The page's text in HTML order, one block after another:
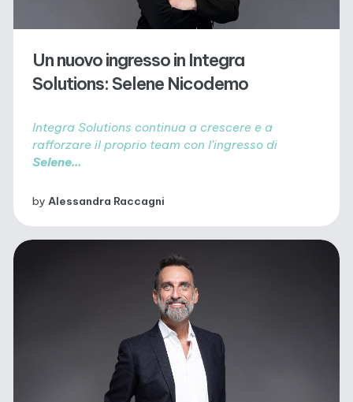
Un nuovo ingresso in Integra
Solutions: Selene Nicodemo
Integra Solutions continua a crescere e a
rafforzare il proprio team con l’ingresso di
Selene...
by Alessandra Raccagni